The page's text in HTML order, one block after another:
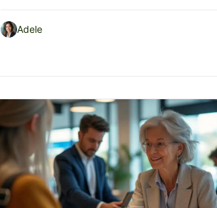
Adele